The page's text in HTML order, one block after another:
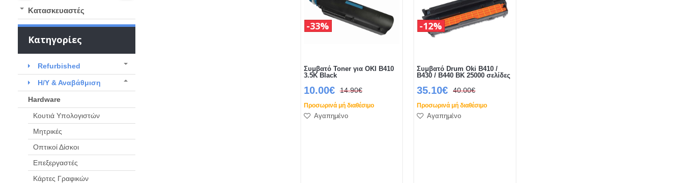
Kατασκευαστές
Κατηγορίες
Refurbished
Η/Υ & Αναβάθμιση
Hardware
Κουτιά Υπολογιστών
Μητρικές
Οπτικοί Δίσκοι
Επεξεργαστές
Κάρτες Γραφικών
Συμβατό Toner για OKI B410
3.5K Black
10.00€ 14.90€
33%
Προσωρινά μή διαθέσιμο
Αγαπημένο
Συμβατό Drum Oki B410 /
B430 / B440 BK 25000 σελίδες
35.10€ 40.00€
12%
Προσωρινά μή διαθέσιμο
Αγαπημένο